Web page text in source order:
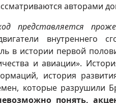
авторами
представляется
в истории первой
и авиации».
история
которые
понять,